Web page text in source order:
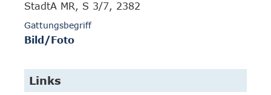
StadtA MR, S 3/7, 2382
Gattungsbegriff
Bild/Foto
Links